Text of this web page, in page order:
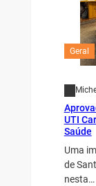
Geral
UTI
Saúde
Uma
de
nesta…